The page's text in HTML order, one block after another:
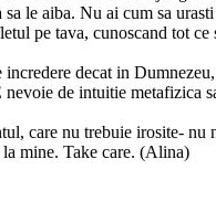
le aiba. Nu ai cum sa
pe tava, cunoscand tot
decat in
de intuitie metafizica
care nu trebuie irosite-
mine. Take care. (Alina)